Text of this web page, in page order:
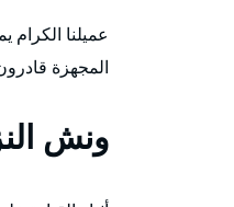
عميلنا الكرام
المجهزة
ونش